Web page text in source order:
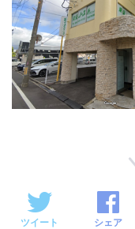
ツイート シェア